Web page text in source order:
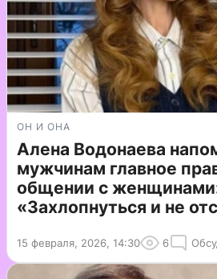
ОН И ОНА
Алена Водонаева
мужчинам главное
общении с
«Захлопнуться и не
15 февраля, 2026, 14:30 6